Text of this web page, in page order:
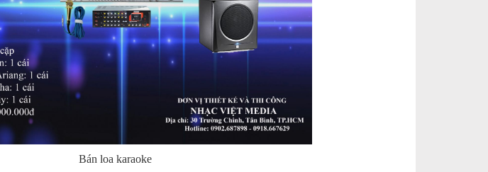
Bán loa karaoke